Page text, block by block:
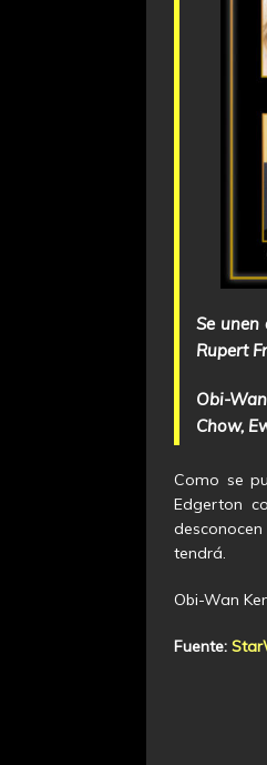
Se unen
Rupert
Obi-
Chow,
Como se
Edgerton
tendrá.
Obi-Wan
Fuente: